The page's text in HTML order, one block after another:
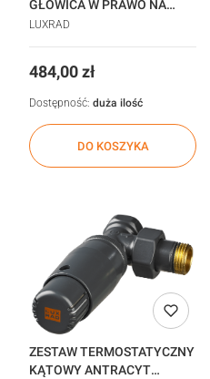
GŁOWICA W PRAWO NA
ZASILANIU
LUXRAD
Cena
484,00 zł
DO KOSZYKA
Dostępność: duża ilość
ZESTAW TERMOSTATYCZNY
KĄTOWY ANTRACYT